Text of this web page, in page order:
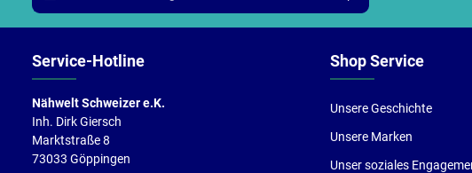
Service-Hotline
Nähwelt Schweizer e.K.
Inh. Dirk Giersch
Marktstraße 8
73033 Göppingen
Shop Service
Unsere Geschichte
Unsere Marken
Unser soziales